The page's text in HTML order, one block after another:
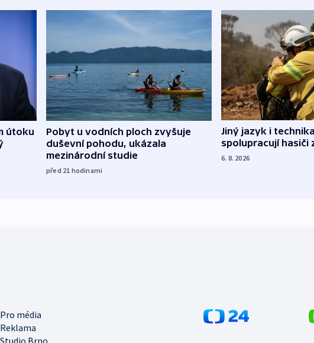
útoku
Pobyt u vodních ploch zvyšuje
duševní pohodu, ukázala
mezinárodní studie
před 21 hodinami
Jiný jazyk i
spolupracují hasiči
6. 8. 2026
Pro média
Reklama
Studio Brno